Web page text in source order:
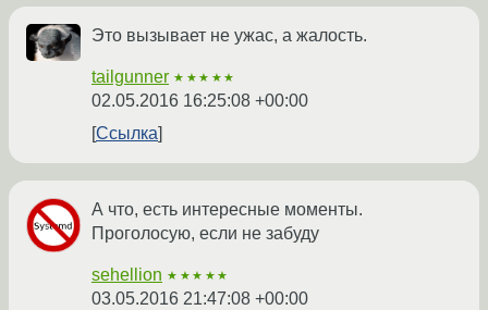
Это вызывает не ужас, а жалость.
tailgunner ★★★★★
02.05.2016 16:25:08 +00:00
Ссылка
А что, есть интересные моменты.
Проголосую, если не забуду
sehellion ★★★★★
03.05.2016 21:47:08 +00:00